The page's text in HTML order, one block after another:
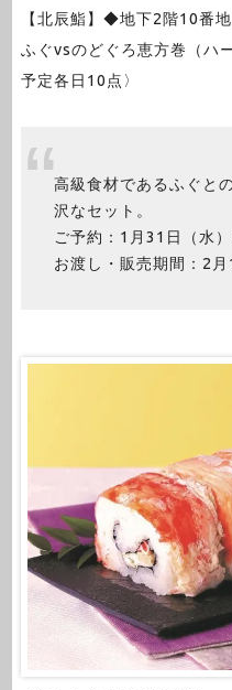
【北辰鮨】◆地下2階10番地
ふぐvsのどぐろ恵方巻（ハ
予定各日10点〉
高級食材であるふぐと
沢なセット。
ご予約：1月31日（水
お渡し・販売期間：2月